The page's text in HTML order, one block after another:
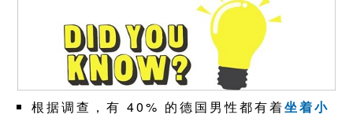
根据调查，有 40% 的德国男性都有着坐着小